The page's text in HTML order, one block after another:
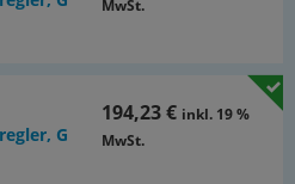
MwSt.
G
194,23 € inkl. 19 %
MwSt.